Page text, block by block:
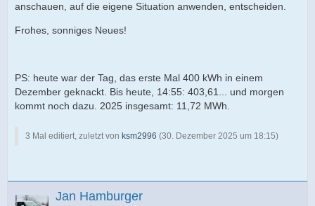
anschauen, auf die eigene Situation anwenden, entscheiden.
Frohes, sonniges Neues!
PS: heute war der Tag, das erste Mal 400 kWh in einem
Dezember geknackt. Bis heute, 14:55: 403,61... und morgen
kommt noch dazu. 2025 insgesamt: 11,72 MWh.
3 Mal editiert, zuletzt von ksm2996 (30. Dezember 2025 um 18:15)
Jan Hamburger